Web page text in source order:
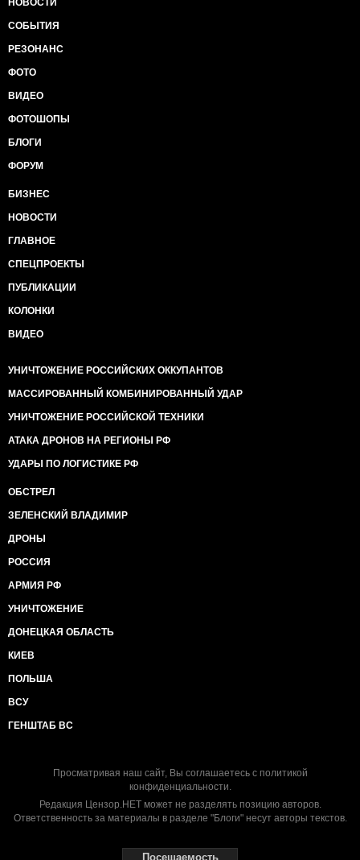
НОВОСТИ
СОБЫТИЯ
РЕЗОНАНС
ФОТО
ВИДЕО
ФОТОШОПЫ
БЛОГИ
ФОРУМ
БИЗНЕС
НОВОСТИ
ГЛАВНОЕ
СПЕЦПРОЕКТЫ
ПУБЛИКАЦИИ
КОЛОНКИ
ВИДЕО
УНИЧТОЖЕНИЕ РОССИЙСКИХ ОККУПАНТОВ
МАССИРОВАННЫЙ КОМБИНИРОВАННЫЙ УДАР
УНИЧТОЖЕНИЕ РОССИЙСКОЙ ТЕХНИКИ
АТАКА ДРОНОВ НА РЕГИОНЫ РФ
УДАРЫ ПО ЛОГИСТИКЕ РФ
ОБСТРЕЛ
ЗЕЛЕНСКИЙ ВЛАДИМИР
ДРОНЫ
РОССИЯ
АРМИЯ РФ
УНИЧТОЖЕНИЕ
ДОНЕЦКАЯ ОБЛАСТЬ
КИЕВ
ПОЛЬША
ВСУ
ГЕНШТАБ ВС
Просматривая наш сайт, Вы соглашаетесь с политикой
конфиденциальности.
Редакция Цензор.НЕТ может не разделять позицию авторов.
Ответственность за материалы в разделе "Блоги" несут авторы текстов.
Посещаемость